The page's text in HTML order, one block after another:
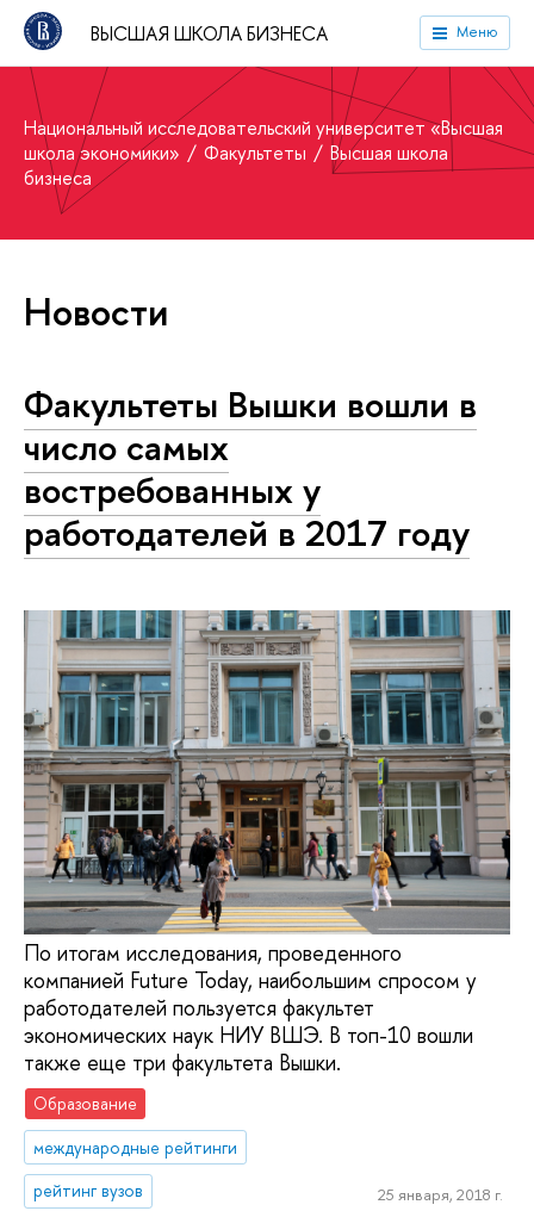
ВЫСШАЯ ШКОЛА БИЗНЕСА Меню
Национальный исследовательский университет «Высшая
школа экономики»
Факультеты
Высшая школа
бизнеса
Новости
Факультеты Вышки вошли в
число самых
востребованных у
работодателей в 2017 году
По итогам исследования, проведенного
компанией Future Today, наибольшим спросом у
работодателей пользуется факультет
экономических наук НИУ ВШЭ. В топ-10 вошли
также еще три факультета Вышки.
Образование
международные рейтинги
рейтинг вузов
25 января, 2018 г.